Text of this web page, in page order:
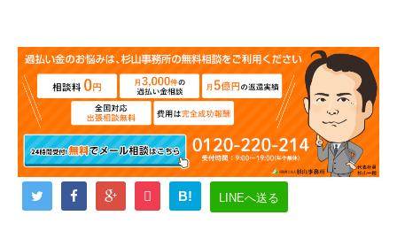
B! LINEへ送る